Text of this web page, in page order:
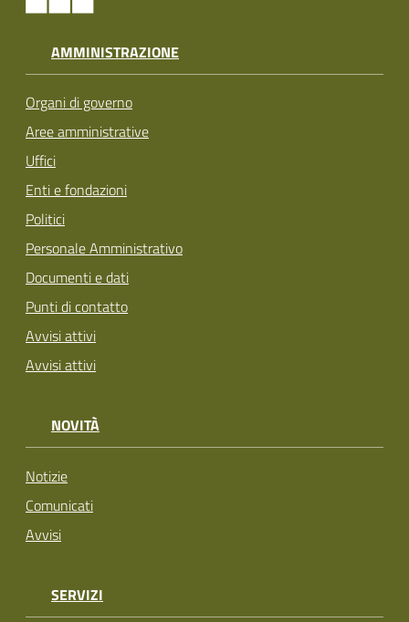
AMMINISTRAZIONE
Organi di governo
Aree amministrative
Uffici
Enti e fondazioni
Politici
Personale Amministrativo
Documenti e dati
Punti di contatto
Avvisi attivi
Avvisi attivi
NOVITÀ
Notizie
Comunicati
Avvisi
SERVIZI